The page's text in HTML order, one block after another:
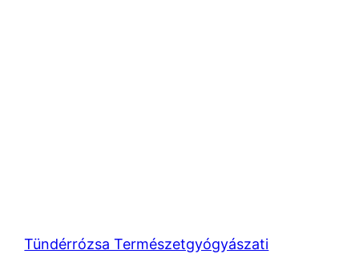
Tündérrózsa Természetgyógyászati